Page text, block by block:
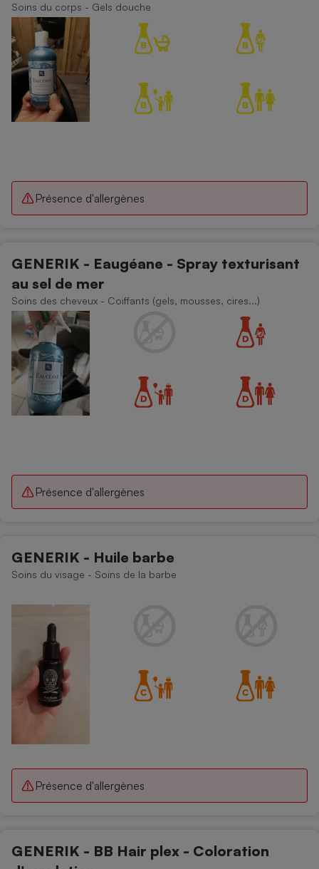
Soins du corps - Gels douche
Présence d'allergènes
GENERIK - Eaugéane - Spray texturisant
au sel de mer
Soins des cheveux - Coiffants (gels, mousses, cires...)
Présence d'allergènes
GENERIK - Huile barbe
Soins du visage - Soins de la barbe
Présence d'allergènes
GENERIK - BB Hair plex - Coloration